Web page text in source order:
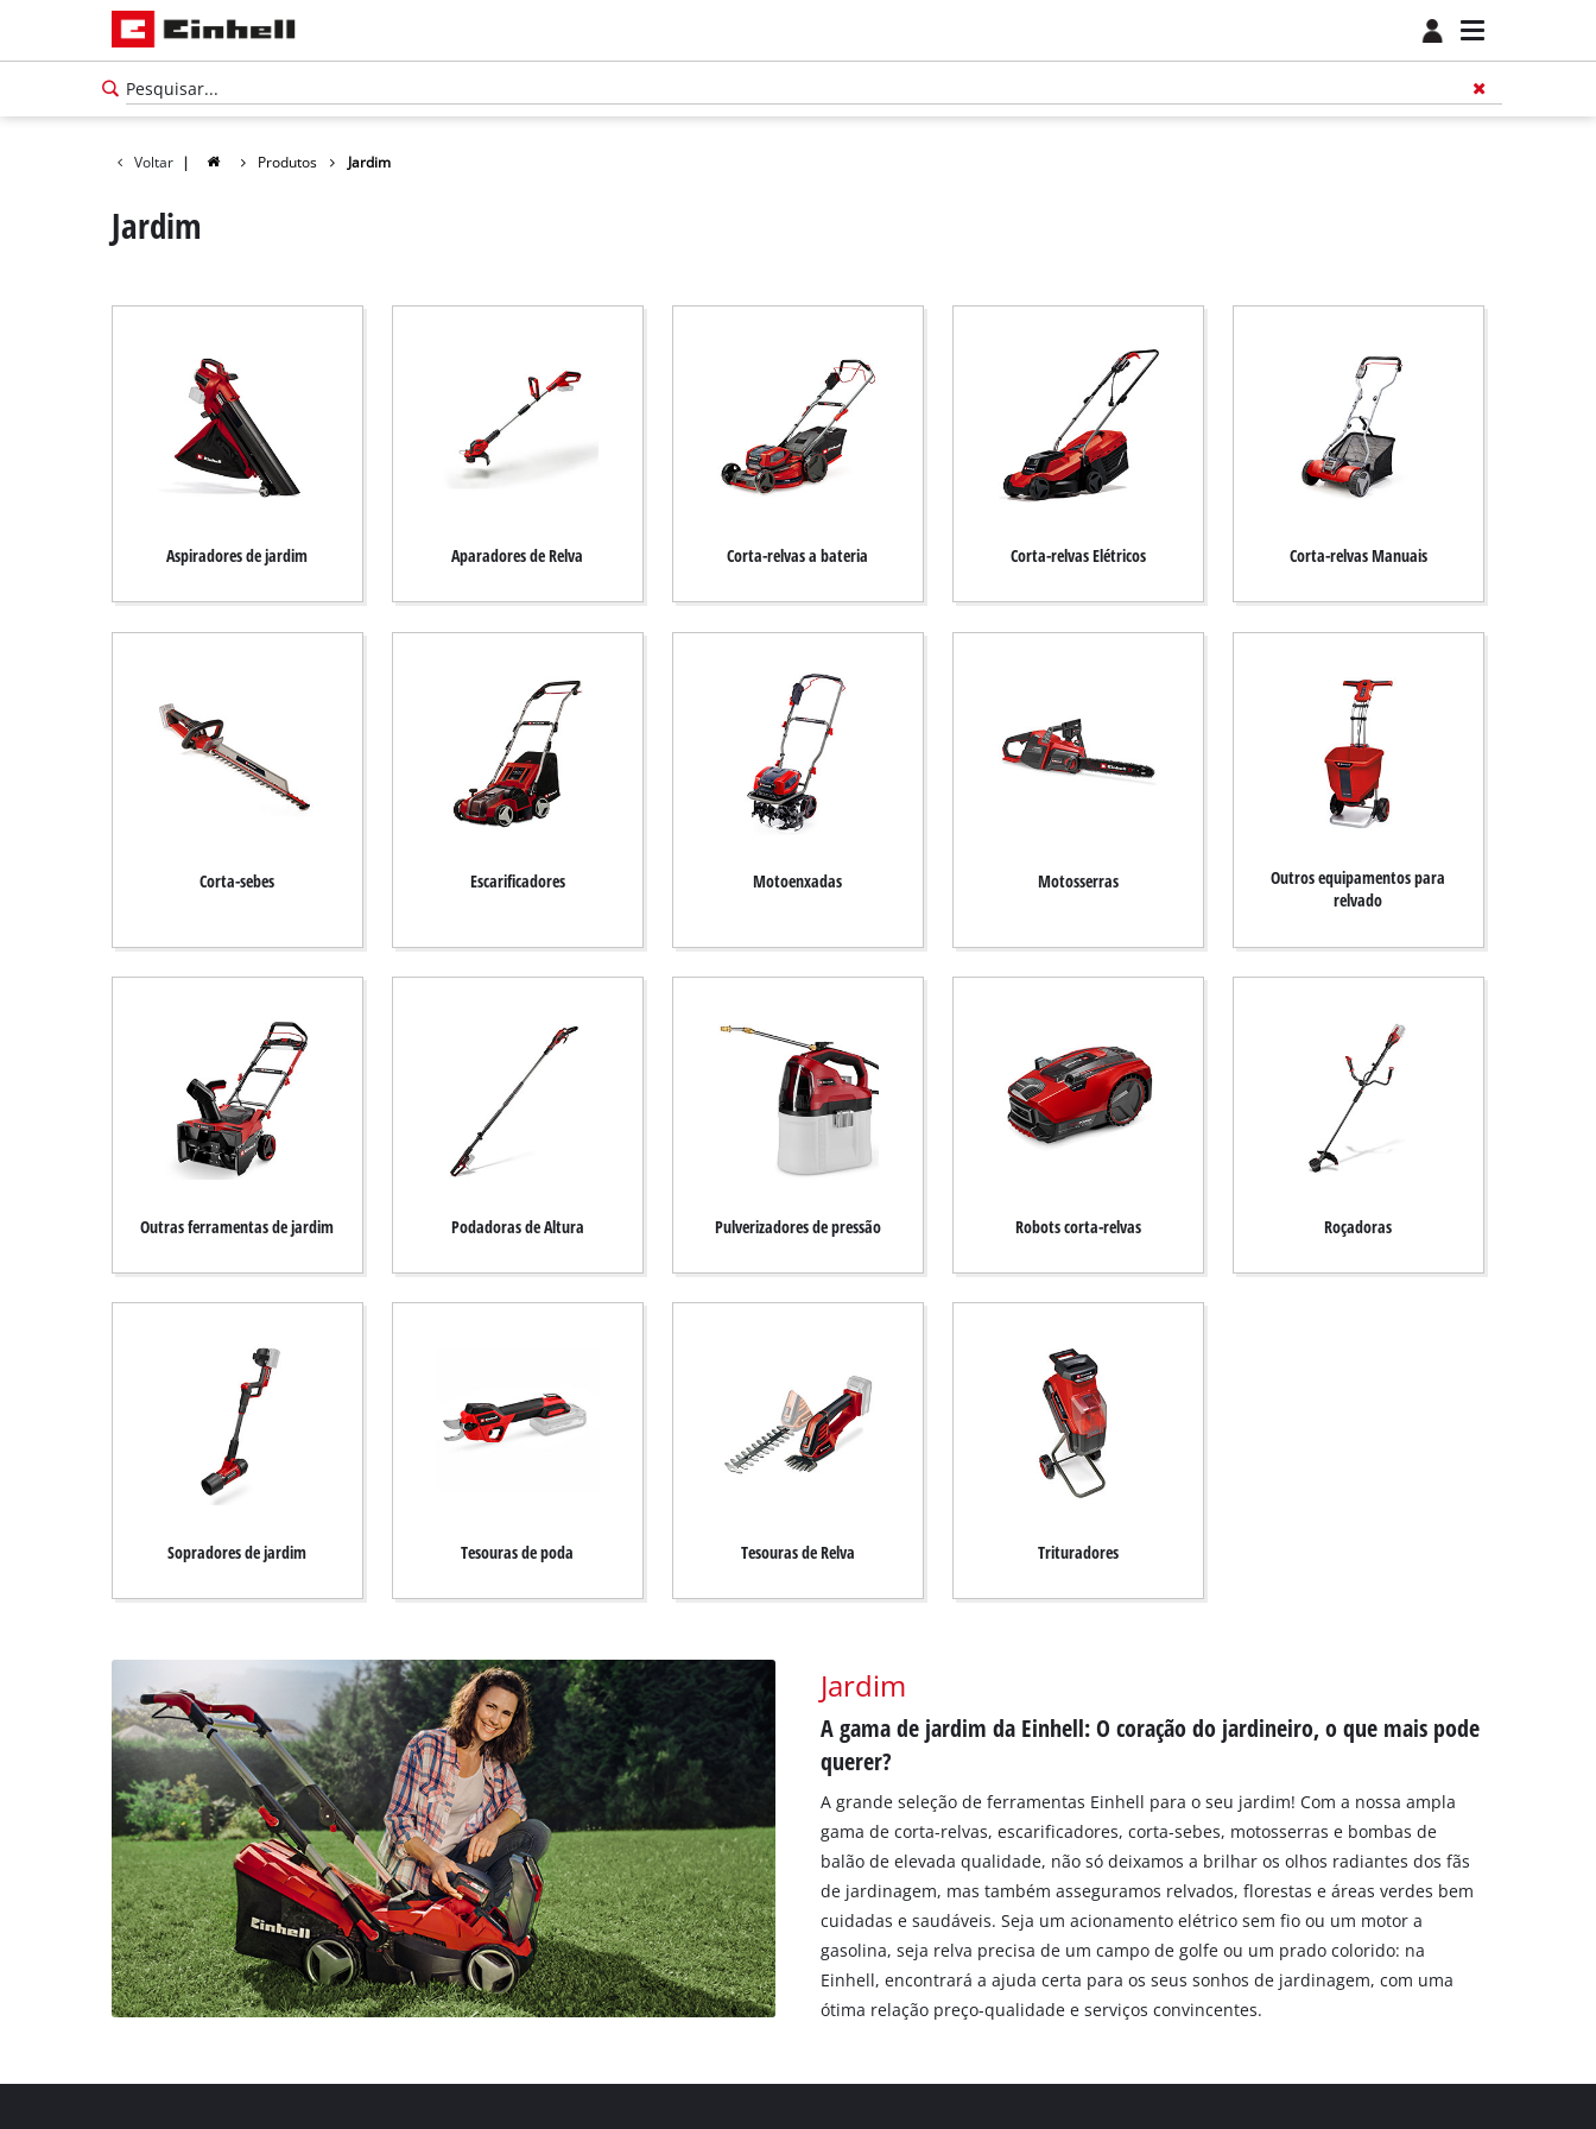
Voltar | Produtos Jardim
Jardim
Aspiradores de jardim Aparadores de Relva Corta-relvas a bateria Corta-relvas Elétricos Corta-relvas Manuais
Corta-sebes Escarificadores Motoenxadas Motosserras
Outros equipamentos para
relvado
Outras ferramentas de jardim Podadoras de Altura Pulverizadores de pressão Robots corta-relvas Roçadoras
Sopradores de jardim Tesouras de poda Tesouras de Relva Trituradores
Jardim
A gama de jardim da Einhell: O coração do jardineiro, o que mais pode
querer?
A grande seleção de ferramentas Einhell para o seu jardim! Com a nossa ampla
gama de corta-relvas, escarificadores, corta-sebes, motosserras e bombas de
balão de elevada qualidade, não só deixamos a brilhar os olhos radiantes dos fãs
de jardinagem, mas também asseguramos relvados, florestas e áreas verdes bem
cuidadas e saudáveis. Seja um acionamento elétrico sem fio ou um motor a
gasolina, seja relva precisa de um campo de golfe ou um prado colorido: na
Einhell, encontrará a ajuda certa para os seus sonhos de jardinagem, com uma
ótima relação preço-qualidade e serviços convincentes.